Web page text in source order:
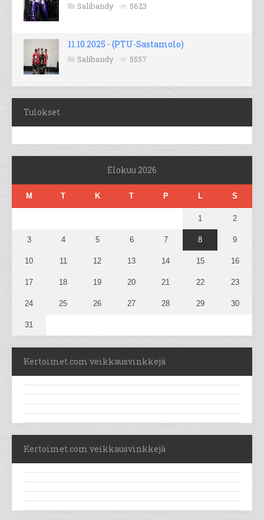
Salibandy 5623
11.10.2025 - (PTU-Sastamolo)
Salibandy 5557
Tulokset
Elokuu 2026
M T K T P L S
1 2
3 4 5 6 7 8 9
10 11 12 13 14 15 16
17 18 19 20 21 22 23
24 25 26 27 28 29 30
31
Kertoimet.com veikkausvinkkejä
Kertoimet.com veikkausvinkkejä